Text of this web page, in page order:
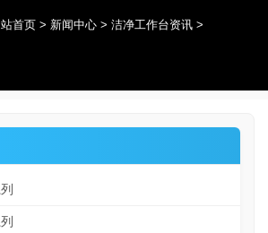
站首页 > 新闻中心 > 洁净工作台资讯 >